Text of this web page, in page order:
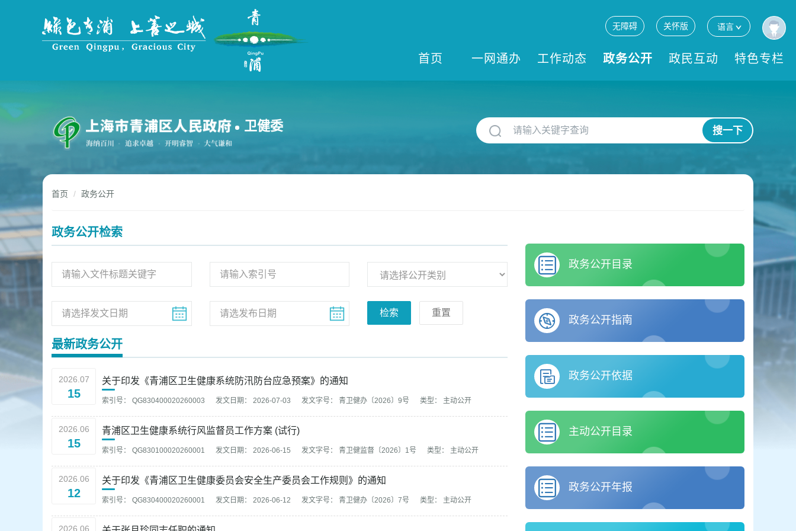
到
主
要
内
无障碍 关怀版 语言
首页 一网通办 工作动态 政务公开 政民互动 特色专栏
卫健委 搜一下
首页 政务公开
政务公开检索
检索 重置
最新政务公开
2026.07
15
关于印发《青浦区卫生健康系统防汛防台应急预案》的通知
索引号： QG830400020260003 发文日期： 2026-07-03 发文字号： 青卫健办〔2026〕9号 类型： 主动公开
2026.06
15
青浦区卫生健康系统行风监督员工作方案 (试行)
索引号： QG830100020260001 发文日期： 2026-06-15 发文字号： 青卫健监督〔2026〕1号 类型： 主动公开
2026.06
12
关于印发《青浦区卫生健康委员会安全生产委员会工作规则》的通知
索引号： QG830400020260001 发文日期： 2026-06-12 发文字号： 青卫健办〔2026〕7号 类型： 主动公开
2026.06
政务公开目录
政务公开指南
政务公开依据
主动公开目录
政务公开年报